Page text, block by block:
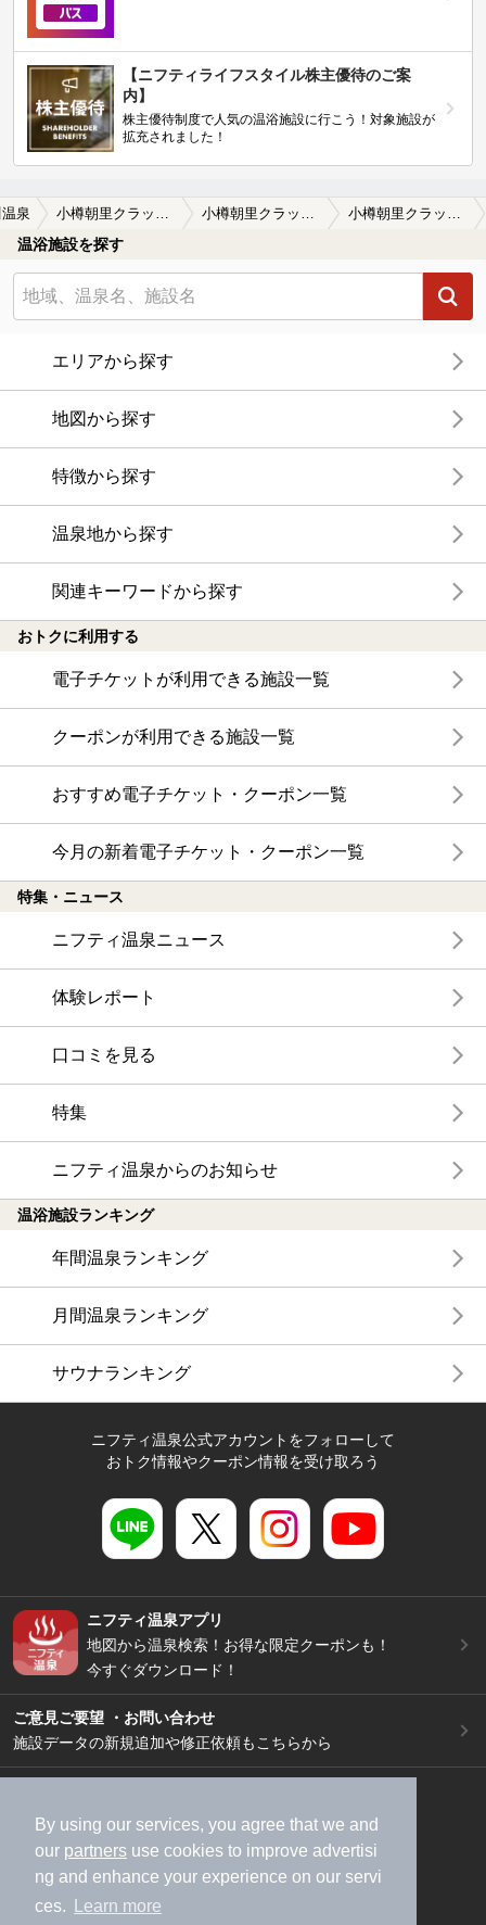
By using our services, you agree that we and
our partners use cookies to improve advertisi
ng and enhance your experience on our servi
ces.
Learn more
【ニフティライフスタイル株主優待のご案
内】
株主優待制度で人気の温浴施設に行こう！対象施設が
拡充されました！
泉
温浴施設を探す
エリアから探す
地図から探す
特徴から探す
温泉地から探す
関連キーワードから探す
おトクに利用する
電子チケットが利用できる施設一覧
クーポンが利用できる施設一覧
おすすめ電子チケット・クーポン一覧
今月の新着電子チケット・クーポン一覧
特集・ニュース
ニフティ温泉ニュース
体験レポート
口コミを見る
特集
ニフティ温泉からのお知らせ
温浴施設ランキング
年間温泉ランキング
月間温泉ランキング
サウナランキング
ニフティ温泉公式アカウントをフォローして
おトク情報やクーポン情報を受け取ろう
ニフティ温泉アプリ
地図から温泉検索！お得な限定クーポンも！
今すぐダウンロード！
ご意見ご要望 ・お問い合わせ
施設データの新規追加や修正依頼もこちらから
加盟店募集（資料請求）
広告出稿のご案内
利用規約
ライフスタイルMEMBERS+規約
特定商取引法に基づく表記
ヘルプ
採用情報
運営会社